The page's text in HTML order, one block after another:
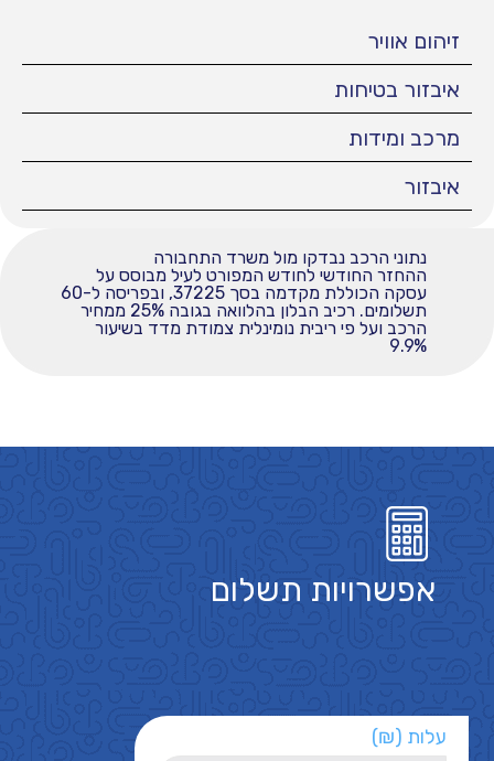
זיהום אוויר
איבזור בטיחות
מרכב ומידות
איבזור
נתוני הרכב נבדקו מול משרד התחבורה
ההחזר החודשי לחודש המפורט לעיל מבוסס על
עסקה הכוללת מקדמה בסך 37225, ובפריסה ל-60
תשלומים. רכיב הבלון בהלוואה בגובה 25% ממחיר
הרכב ועל פי ריבית נומינלית צמודת מדד בשיעור
9.9%
אפשרויות תשלום
עלות (₪)